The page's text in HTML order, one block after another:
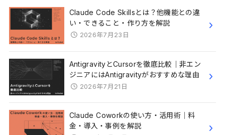
Claude Code Skillsとは？他機能との違
い・できること・作り方を解説
2026年7月23日
AntigravityとCursorを徹底比較｜非エン
ジニアにはAntigravityがおすすめな理由
2026年7月21日
Claude Coworkの使い方・活用術｜料
金・導入・事例を解説